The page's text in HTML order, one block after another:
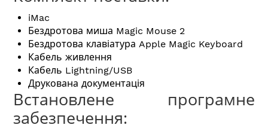
iMac
Бездротова миша Magic Mouse 2
Бездротова клавіатура Apple Magic Keyboard
Кабель живлення
Кабель Lightning/USB
Друкована документація
Встановлене програмне
забезпечення: